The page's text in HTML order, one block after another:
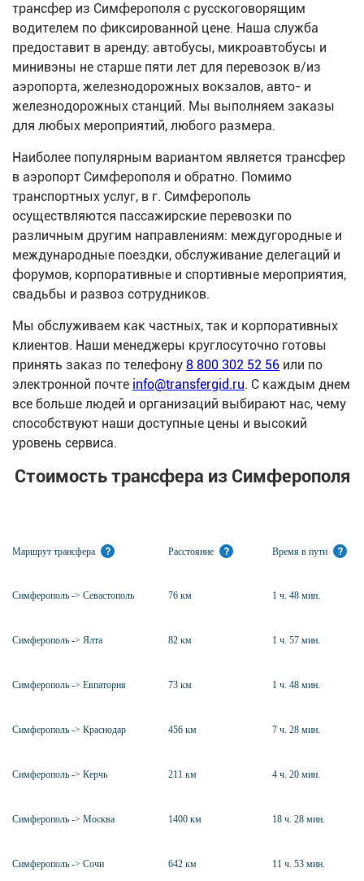
трансфер из Симферополя с русскоговорящим
водителем по фиксированной цене. Наша служба
предоставит в аренду: автобусы, микроавтобусы и
минивэны не старше пяти лет для перевозок в/из
аэропорта, железнодорожных вокзалов, авто- и
железнодорожных станций. Мы выполняем заказы
для любых мероприятий, любого размера.
Наиболее популярным вариантом является трансфер
в аэропорт Симферополя и обратно. Помимо
транспортных услуг, в г. Симферополь
осуществляются пассажирские перевозки по
различным другим направлениям: междугородные и
международные поездки, обслуживание делегаций и
форумов, корпоративные и спортивные мероприятия,
свадьбы и развоз сотрудников.
Мы обслуживаем как частных, так и корпоративных
клиентов. Наши менеджеры круглосуточно готовы
принять заказ по телефону 8 800 302 52 56 или по
электронной почте info@transfergid.ru. С каждым днем
все больше людей и организаций выбирают нас, чему
способствуют наши доступные цены и высокий
уровень сервиса.
Стоимость трансфера из Симферополя
Маршрут трансфера ? Расстояние ? Время в пути ?
Симферополь -> Севастополь 76 км 1 ч. 48 мин.
Симферополь -> Ялта 82 км 1 ч. 57 мин.
Симферополь -> Евпатория 73 км 1 ч. 48 мин.
Симферополь -> Краснодар 456 км 7 ч. 28 мин.
Симферополь -> Керчь 211 км 4 ч. 20 мин.
Симферополь -> Москва 1400 км 18 ч. 28 мин.
Симферополь -> Сочи 642 км 11 ч. 53 мин.